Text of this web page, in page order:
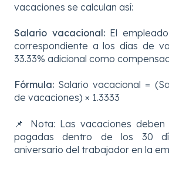
vacaciones se calculan así:
Salario vacacional:El
correspondiente a los días de
33.33% adicional como
Fórmula: Salario vacacional =
de vacaciones) × 1.3333
📌 Nota: Las vacaciones
pagadas dentro de los 30
aniversario del trabajador en la